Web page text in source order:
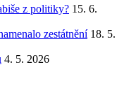
z politiky? 15. 6.
zestátnění 18. 5.
4. 5. 2026